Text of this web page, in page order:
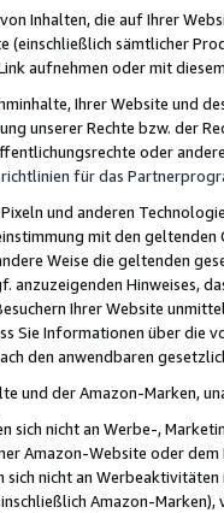
Inhalten, die auf Ihrer
(einschließlich sämtlicher
aufnehmen oder mit
Ihrer Website und
unserer Rechte bzw. der
oder
für das
und anderen
mit den
Weise die geltenden
anzuzeigenden Hinweises,
Ihrer Website
Sie Informationen über die
den anwendbaren
und der Amazon-Marken,
sich nicht an Werbe-,
Amazon-Website oder
sich nicht an
Amazon-